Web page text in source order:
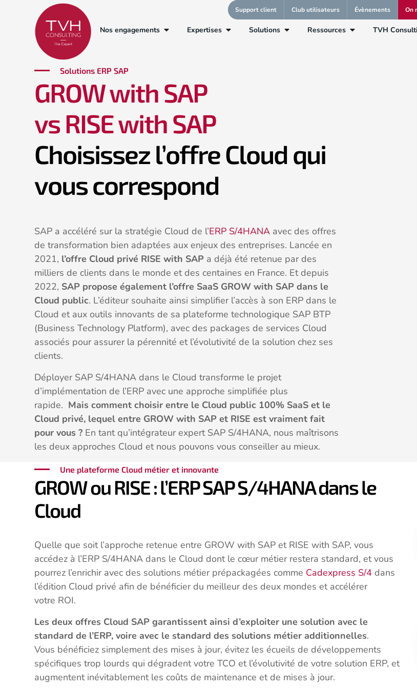
Support client Club utilisateurs Évènements On
Nos engagements Expertises Solutions Ressources TVH
Solutions ERP SAP
GROW with SAP
vs RISE with SAP
Choisissez l’offre Cloud qui
vous correspond
SAP a accéléré sur la stratégie Cloud de l’ERP S/4HANA avec des offres
de transformation bien adaptées aux enjeux des entreprises. Lancée en
2021, l’offre Cloud privé RISE with SAP a déjà été retenue par des
milliers de clients dans le monde et des centaines en France. Et depuis
2022, SAP propose également l’offre SaaS GROW with SAP dans le
Cloud public. L’éditeur souhaite ainsi simplifier l’accès à son ERP dans le
Cloud et aux outils innovants de sa plateforme technologique SAP BTP
(Business Technology Platform), avec des packages de services Cloud
associés pour assurer la pérennité et l’évolutivité de la solution chez ses
clients.
Déployer SAP S/4HANA dans le Cloud transforme le projet
d’implémentation de l’ERP avec une approche simplifiée plus
rapide. Mais comment choisir entre le Cloud public 100% SaaS et le
Cloud privé, lequel entre GROW with SAP et RISE est vraiment fait
pour vous ? En tant qu’intégrateur expert SAP S/4HANA, nous maîtrisons
les deux approches Cloud et nous pouvons vous conseiller au mieux.
Une plateforme Cloud métier et innovante
GROW ou RISE : l’ERP SAP S/4HANA dans le
Cloud
Quelle que soit l’approche retenue entre GROW with SAP et RISE with SAP, vous
accédez à l’ERP S/4HANA dans le Cloud dont le cœur métier restera standard, et vous
pourrez l’enrichir avec des solutions métier prépackagées comme Cadexpress S/4 dans
l’édition Cloud privé afin de bénéficier du meilleur des deux mondes et accélérer
votre ROI.
Les deux offres Cloud SAP garantissent ainsi d’exploiter une solution avec le
standard de l’ERP, voire avec le standard des solutions métier additionnelles.
Vous bénéficiez simplement des mises à jour, évitez les écueils de développements
spécifiques trop lourds qui dégradent votre TCO et l’évolutivité de votre solution ERP, et
augmentent inévitablement les coûts de maintenance et de mises à jour.